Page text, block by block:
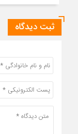
ثبت دیدگاه